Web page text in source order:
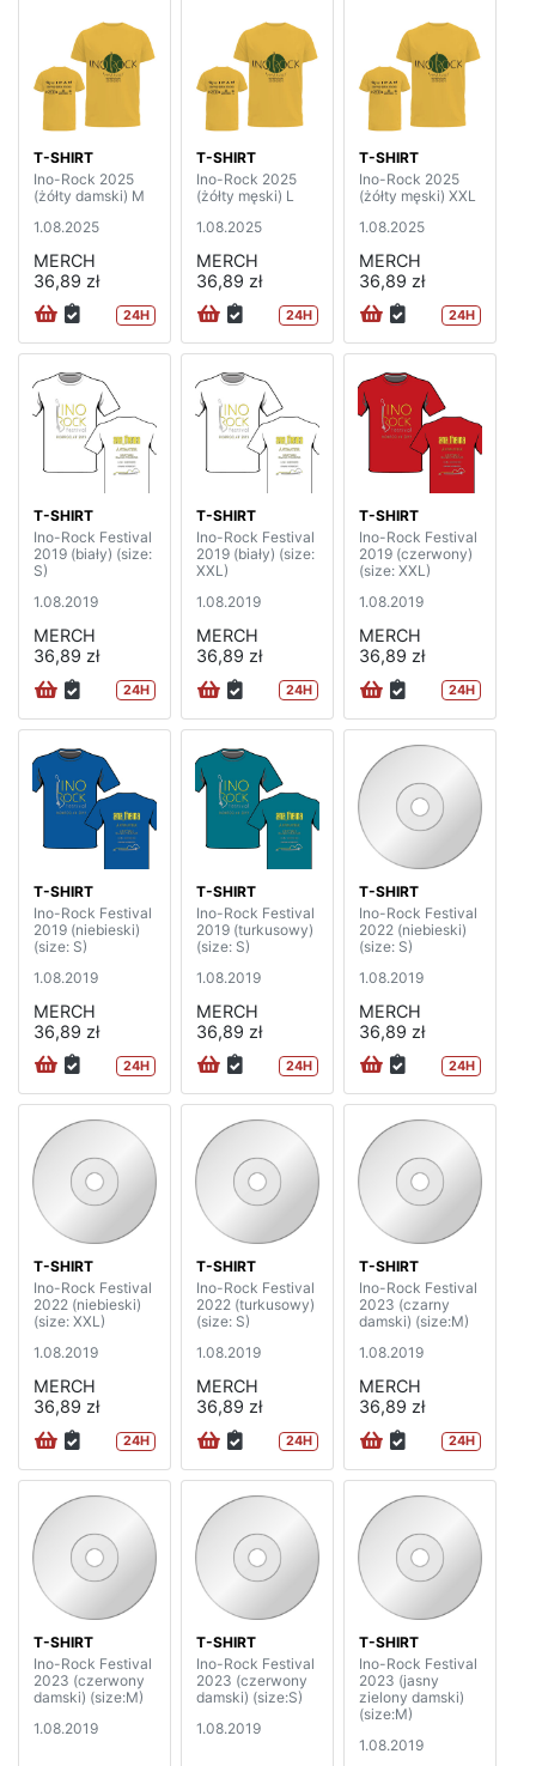
T-SHIRT
Ino-Rock 2025
(żółty damski) M
1.08.2025
MERCH
36,89 zł
24H
T-SHIRT
Ino-Rock 2025
(żółty męski) L
1.08.2025
MERCH
36,89 zł
24H
T-SHIRT
Ino-Rock 2025
(żółty męski) XXL
1.08.2025
MERCH
36,89 zł
24H
T-SHIRT
Ino-Rock Festival
2019 (biały) (size:
S)
1.08.2019
MERCH
36,89 zł
24H
T-SHIRT
Ino-Rock Festival
2019 (biały) (size:
XXL)
1.08.2019
MERCH
36,89 zł
24H
T-SHIRT
Ino-Rock Festival
2019 (czerwony)
(size: XXL)
1.08.2019
MERCH
36,89 zł
24H
T-SHIRT
Ino-Rock Festival
2019 (niebieski)
(size: S)
1.08.2019
MERCH
36,89 zł
24H
T-SHIRT
Ino-Rock Festival
2019 (turkusowy)
(size: S)
1.08.2019
MERCH
36,89 zł
24H
T-SHIRT
Ino-Rock Festival
2022 (niebieski)
(size: S)
1.08.2019
MERCH
36,89 zł
24H
T-SHIRT
Ino-Rock Festival
2022 (niebieski)
(size: XXL)
1.08.2019
MERCH
36,89 zł
24H
T-SHIRT
Ino-Rock Festival
2022 (turkusowy)
(size: S)
1.08.2019
MERCH
36,89 zł
24H
T-SHIRT
Ino-Rock Festival
2023 (czarny
damski) (size:M)
1.08.2019
MERCH
36,89 zł
24H
T-SHIRT
Ino-Rock Festival
2023 (czerwony
damski) (size:M)
1.08.2019
T-SHIRT
Ino-Rock Festival
2023 (czerwony
damski) (size:S)
1.08.2019
T-SHIRT
Ino-Rock Festival
2023 (jasny
zielony damski)
(size:M)
1.08.2019